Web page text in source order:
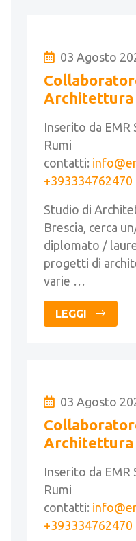
03 Agosto
Architettura
Inserito da
Rumi
contatti:
+393334762470
Studio di
Brescia, cerca
diplomato /
progetti di
varie …
LEGGI
03 Agosto
Architettura
Inserito da
Rumi
contatti:
+393334762470